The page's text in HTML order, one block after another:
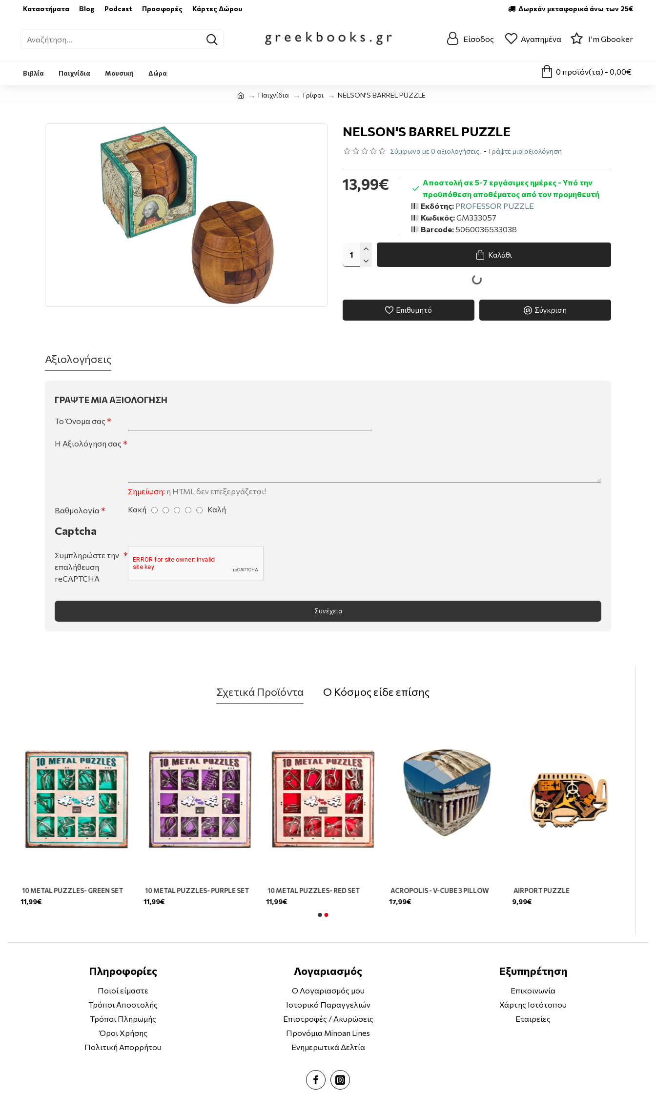
Καταστήματα Blog Podcast Προσφορές Κάρτες Δώρου Δωρεάν μεταφορικά άνω των 25€
Είσοδος Αγαπημένα I’m Gbooker
Βιβλία Παιχνίδια Μουσική Δώρα 0 προϊόν(τα) - 0,00€
Παιχνίδια Γρίφοι NELSON'S BARREL PUZZLE
NELSON'S BARREL PUZZLE
Σύμφωνα με 0 αξιολογήσεις. - Γράψτε μια αξιολόγηση
13,99€
Αποστολή σε 5-7 εργάσιμες ημέρες - Υπό την
προϋπόθεση αποθέματος από τον προμηθευτή
Εκδότης: PROFESSOR PUZZLE
Κωδικός:GM333057
Barcode: 5060036533038
Καλάθι
Επιθυμητό Σύγκριση
Αξιολογήσεις
ΓΡΆΨΤΕ ΜΙΑ ΑΞΙΟΛΌΓΗΣΗ
Το Όνομα σας
Η Αξιολόγηση σας
Σημείωση: η HTML δεν επεξεργάζεται!
Βαθμολογία Κακή Καλή
Captcha
Συμπληρώστε την
επαλήθευση
reCAPTCHA
Συνέχεια
Σχετικά Προϊόντα Ο Κόσμος είδε επίσης
10 METAL PUZZLES- GREEN SET
11,99€
10 METAL PUZZLES- PURPLE SET
11,99€
10 METAL PUZZLES- RED SET
11,99€
ACROPOLIS - V-CUBE 3 PILLOW
17,99€
AIRPORT PUZZLE
9,99€
Πληροφορίες
Ποιοί είμαστε
Τρόποι Αποστολής
Τρόποι Πληρωμής
Όροι Χρήσης
Πολιτική Απορρήτου
Λογαριασμός
Ο Λογαριασμός μου
Ιστορικό Παραγγελιών
Επιστροφές / Ακυρώσεις
Προνόμια Minoan Lines
Ενημερωτικά Δελτία
Εξυπηρέτηση
Επικοινωνία
Χάρτης Ιστότοπου
Εταιρείες